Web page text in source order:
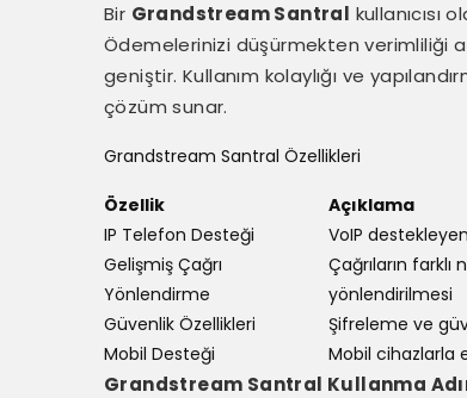
Bir Grandstream Santral kullanıcısı
Ödemelerinizi düşürmekten verimliliği
geniştir. Kullanım kolaylığı ve
çözüm sunar.
Grandstream Santral Özellikleri
Özellik Açıklama
IP Telefon Desteği
VoIP
Gelişmiş Çağrı
Yönlendirme
Çağrıların farklı
yönlendirilmesi
Güvenlik Özellikleri
Şifreleme ve
Mobil Desteği
Mobil cihazlarla
Grandstream Santral Kullanma